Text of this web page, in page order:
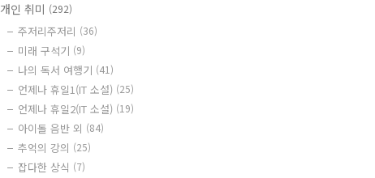
개인 취미 (292)
주저리주저리 (36)
미래 구석기 (9)
나의 독서 여행기 (41)
언제나 휴일1(IT 소설) (25)
언제나 휴일2(IT 소설) (19)
아이돌 음반 외 (84)
추억의 강의 (25)
잡다한 상식 (7)